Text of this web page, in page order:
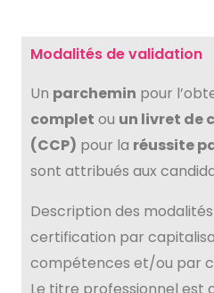
Modalités de validation
Un parchemin pour
complet ou un livret de
(CCP) pour la réussite
sont attribués aux
Description des
certification par
compétences et/ou par